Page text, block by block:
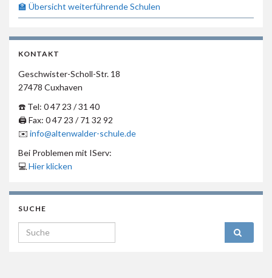
🏫 Übersicht weiterführende Schulen
KONTAKT
Geschwister-Scholl-Str. 18
27478 Cuxhaven
☎️ Tel: 0 47 23 / 31 40
🖨 Fax: 0 47 23 / 71 32 92
✉️ info@altenwalder-schule.de
Bei Problemen mit IServ:
💻 Hier klicken
SUCHE
Search for: